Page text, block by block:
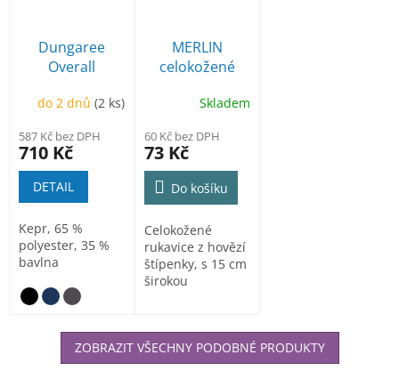
Dungaree
Overall
Pracovní
laclem unisex
do 2 dnů(2 ks)
587 Kč bez DPH
710 Kč
DETAIL
Kepr, 65 %
polyester, 35 %
bavlna
MERLIN
celokožené
rukavice
Skladem
60 Kč bez DPH
73 Kč
Do košíku
Celokožené
rukavice z hovězí
štípenky, s 15 cm
širokou
ZOBRAZIT VŠECHNY PODOBNÉ PRODUKTY